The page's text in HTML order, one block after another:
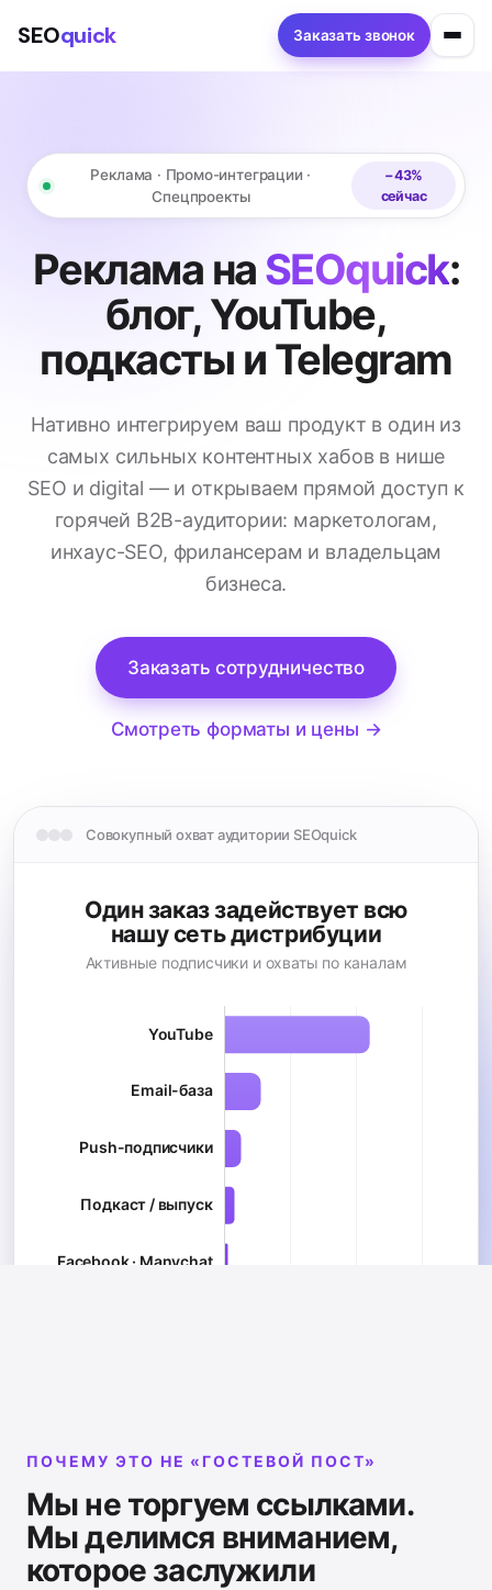
SEOquick Заказать звонок
Реклама · Промо-интеграции ·
Спецпроекты
−43%
сейчас
Реклама наSEOquick:
блог, YouTube,
подкасты и Telegram
Нативно интегрируем ваш продукт в один из
самых сильных контентных хабов в нише
SEO и digital — и открываем прямой доступ к
горячей B2B-аудитории: маркетологам,
инхаус-SEO, фрилансерам и владельцам
бизнеса.
Заказать сотрудничество
Смотреть форматы и цены →
Совокупный охват аудитории SEOquick
Один заказ задействует всю
нашу сеть дистрибуции
Активные подписчики и охваты по каналам
ПОЧЕМУ ЭТО НЕ «ГОСТЕВОЙ ПОСТ»
Мы не торгуем ссылками.
Мы делимся вниманием,
которое заслужили